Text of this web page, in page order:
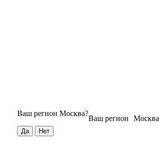
Москва
Ваш регион
Ваш регион Москва?